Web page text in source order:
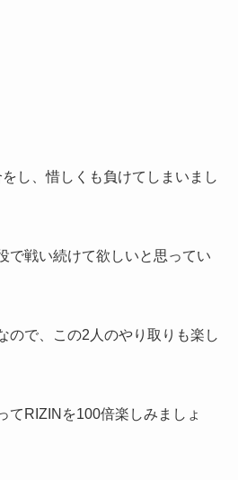
し、惜しくも負けてしまいまし
で戦い続けて欲しいと思ってい
ので、この2人のやり取りも楽し
てRIZINを100倍楽しみましょ